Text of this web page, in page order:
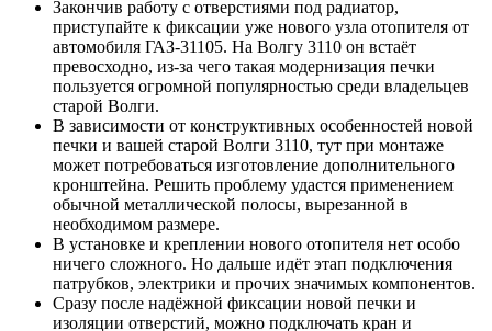
Закончив работу с отверстиями под радиатор,
приступайте к фиксации уже нового узла отопителя от
автомобиля ГАЗ-31105. На Волгу 3110 он встаёт
превосходно, из-за чего такая модернизация печки
пользуется огромной популярностью среди владельцев
старой Волги.
В зависимости от конструктивных особенностей новой
печки и вашей старой Волги 3110, тут при монтаже
может потребоваться изготовление дополнительного
кронштейна. Решить проблему удастся применением
обычной металлической полосы, вырезанной в
необходимом размере.
В установке и креплении нового отопителя нет особо
ничего сложного. Но дальше идёт этап подключения
патрубков, электрики и прочих значимых компонентов.
Сразу после надёжной фиксации новой печки и
изоляции отверстий, можно подключать кран и